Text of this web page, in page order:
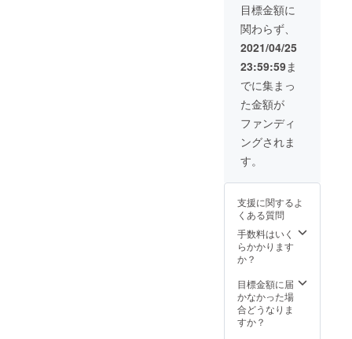
目標金額に
関わらず、
2021/04/25
23:59:59ま
でに集まっ
た金額が
ファンディ
ングされま
す。
支援に関するよ
くある質問
手数料はいく
らかかります
か？
目標金額に届
かなかった場
合どうなりま
すか？